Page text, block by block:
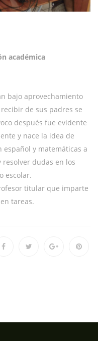
académica
bajo aprovechamiento
de sus padres se
después fue evidente
y nace la idea de
y matemáticas a
dudas en los
escolar.
titular que imparte
tareas.